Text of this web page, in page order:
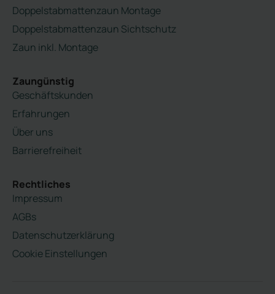
Doppelstabmattenzaun Montage
Doppelstabmattenzaun Sichtschutz
Zaun inkl. Montage
Zaungünstig
Geschäftskunden
Erfahrungen
Über uns
Barrierefreiheit
Rechtliches
Impressum
AGBs
Datenschutzerklärung
Cookie Einstellungen